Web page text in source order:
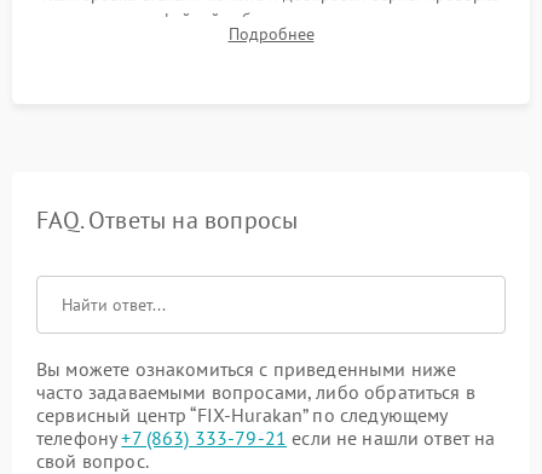
плотности кофейной таблетки, температуры напитка и
качества молочной пены. Контроль отсутствия посторонних
Подробнее
FAQ. Ответы на вопросы
Вы можете ознакомиться с приведенными ниже
часто задаваемыми вопросами, либо обратиться в
сервисный центр “FIX-Hurakan” по следующему
телефону+7 (863) 333-79-21 если не нашли ответ на
свой вопрос.